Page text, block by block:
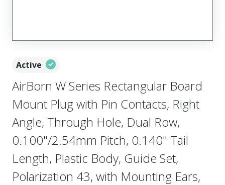
Active
AirBorn W Series Rectangular Board
Mount Plug with Pin Contacts, Right
Angle, Through Hole, Dual Row,
0.100"/2.54mm Pitch, 0.140" Tail
Length, Plastic Body, Guide Set,
Polarization 43, with Mounting Ears,